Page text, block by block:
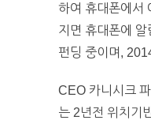
하여 휴대폰에서
지면 휴대폰에
펀딩 중이며,
CEO 카니시크
는 2년전 위치기